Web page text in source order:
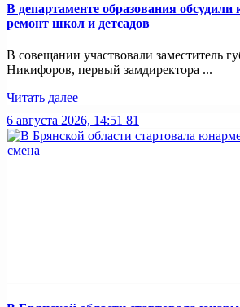
В департаменте образования
ремонт школ и детсадов
В совещании участвовали заместитель
Никифоров, первый замдиректора ...
Читать далее
6 августа 2026, 14:51 81